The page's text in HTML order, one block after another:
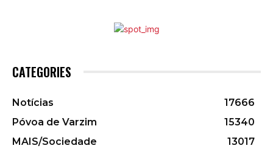
CATEGORIES
Notícias
17666
Póvoa de Varzim
15340
MAIS/Sociedade
13017